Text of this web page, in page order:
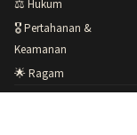
⚖️ Hukum
🎖️ Pertahanan &
Keamanan
🌟 Ragam